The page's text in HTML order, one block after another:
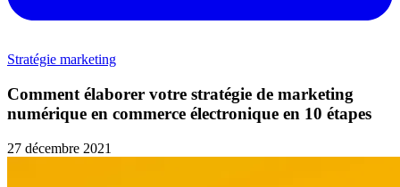
Stratégie marketing
Comment élaborer votre stratégie de marketing
numérique en commerce électronique en 10 étapes
27 décembre 2021